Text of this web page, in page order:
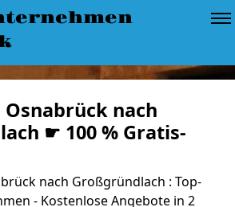
Osnabrück nach
☛ 100 % Gratis-
nach Großgründlach : Top-
- Kostenlose Angebote in 2